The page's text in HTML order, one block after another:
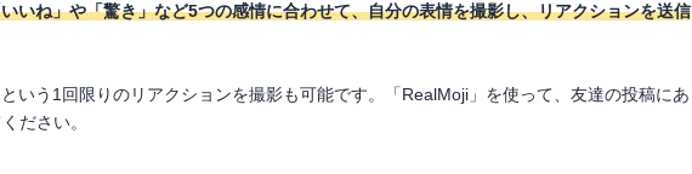
いね」や「驚き」など5つの感情に合わせて、自分の表情を撮影し、リアクションを送信
いう1回限りのリアクションを撮影も可能です。「RealMoji」を使って、友達の投稿にあ
ださい。